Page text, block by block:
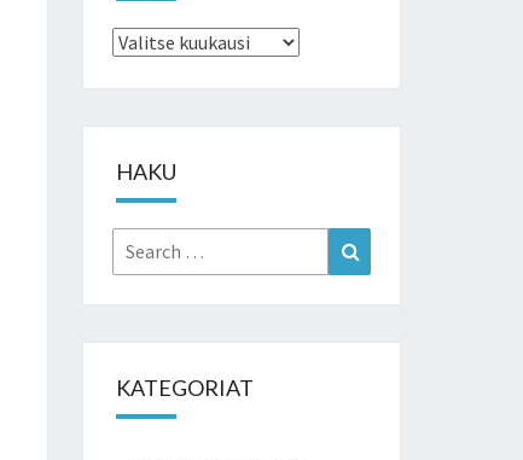
Arkistot
HAKU
Search
for:
KATEGORIAT